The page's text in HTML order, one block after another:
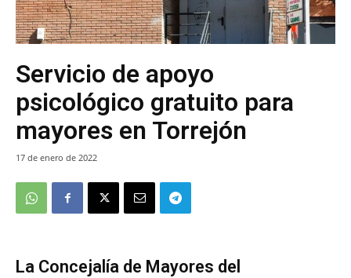
Servicio de apoyo
psicológico gratuito para
mayores en Torrejón
17 de enero de 2022
La Concejalía de Mayores del